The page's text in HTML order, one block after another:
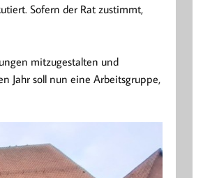
Sofern der Rat zustimmt,
mitzugestalten und
Jahr soll nun eine Arbeitsgruppe,